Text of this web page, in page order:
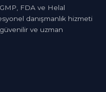
GMP, FDA ve Helal
danışmanlık hizmeti
ve uzman